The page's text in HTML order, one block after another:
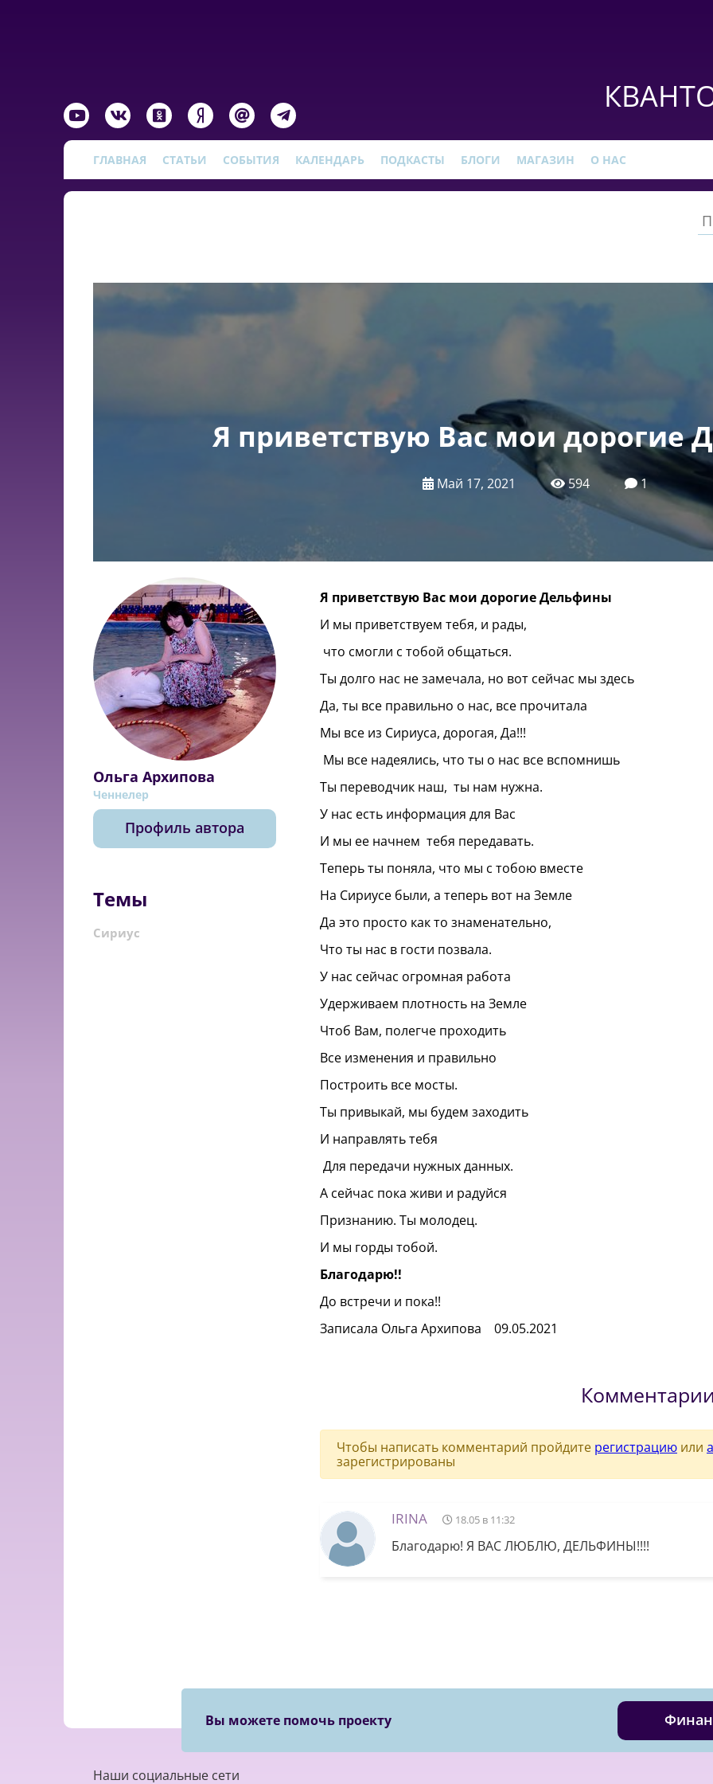
ГЛАВНАЯ СТАТЬИ СОБЫТИЯ КАЛЕНДАРЬ ПОДКАСТЫ БЛОГИ МАГАЗИН О НАС
Я приветствую Вас мои дорогие
Май 17, 2021 594 1
Ольга Архипова
Ченнелер
Профиль автора
Темы
Сириус
Я приветствую Вас мои дорогие Дельфины
И мы приветствуем тебя, и рады,
что смогли с тобой общаться.
Ты долго нас не замечала, но вот сейчас мы здесь
Да, ты все правильно о нас, все прочитала
Мы все из Сириуса, дорогая, Да!!!
Мы все надеялись, что ты о нас все вспомнишь
Ты переводчик наш, ты нам нужна.
У нас есть информация для Вас
И мы ее начнем тебя передавать.
Теперь ты поняла, что мы с тобою вместе
На Сириусе были, а теперь вот на Земле
Да это просто как то знаменательно,
Что ты нас в гости позвала.
У нас сейчас огромная работа
Удерживаем плотность на Земле
Чтоб Вам, полегче проходить
Все изменения и правильно
Построить все мосты.
Ты привыкай, мы будем заходить
И направлять тебя
Для передачи нужных данных.
А сейчас пока живи и радуйся
Признанию. Ты молодец.
И мы горды тобой.
Благодарю!!
До встречи и пока!!
Записала Ольга Архипова 09.05.2021
Чтобы написать комментарий пройдите регистрацию или
зарегистрированы
IRINA 18.05 в 11:32
Благодарю! Я ВАС ЛЮБЛЮ, ДЕЛЬФИНЫ!!!!
Вы можете помочь проекту
Наши социальные сети